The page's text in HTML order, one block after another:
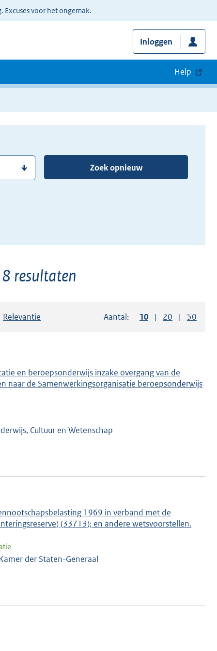
voor het ongemak.
Inloggen
Help
Zoek opnieuw
resultaten
Sorteer op:
Relevantie Aantal: Toon
10 resultaten per
Toon
20 resultaten
Toon
50
en beroepsonderwijs inzake overgang van de
naar de Samenwerkingsorganisatie beroepsonderwijs
Cultuur en Wetenschap
1969 in verband met de
(33713); en andere wetsvoorstellen.
der Staten-Generaal